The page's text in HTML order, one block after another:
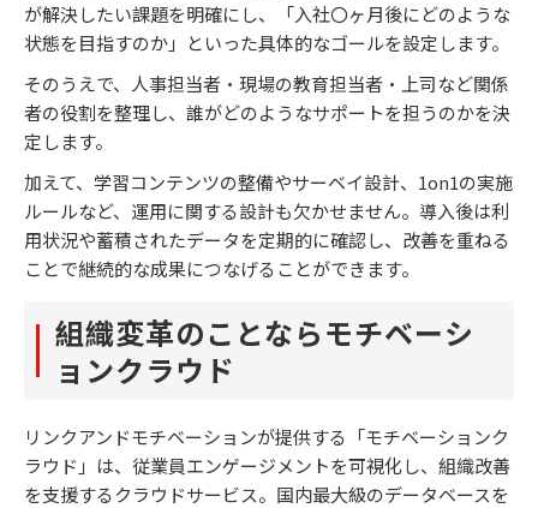
が解決したい課題を明確にし、「入社〇ヶ月後にどのような
状態を目指すのか」といった具体的なゴールを設定します。
そのうえで、人事担当者・現場の教育担当者・上司など関係
者の役割を整理し、誰がどのようなサポートを担うのかを決
定します。
加えて、学習コンテンツの整備やサーベイ設計、1on1の実施
ルールなど、運用に関する設計も欠かせません。導入後は利
用状況や蓄積されたデータを定期的に確認し、改善を重ねる
ことで継続的な成果につなげることができます。
組織変革のことならモチベーシ
ョンクラウド
リンクアンドモチベーションが提供する「モチベーションク
ラウド」は、従業員エンゲージメントを可視化し、組織改善
を支援するクラウドサービス。国内最大級のデータベースを